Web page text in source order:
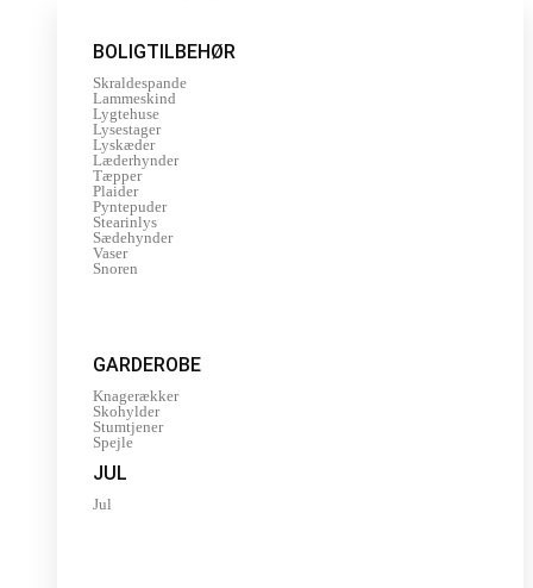
BOLIGTILBEHØR
Skraldespande
Lammeskind
Lygtehuse
Lysestager
Lyskæder
Læderhynder
Tæpper
Plaider
Pyntepuder
Stearinlys
Sædehynder
Vaser
Snoren
GARDEROBE
Knagerækker
Skohylder
Stumtjener
Spejle
JUL
Jul